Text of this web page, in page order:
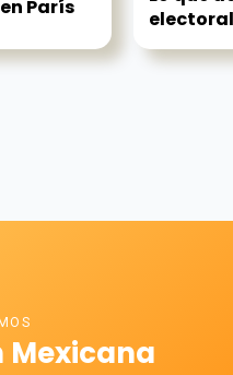
París
Mexicana